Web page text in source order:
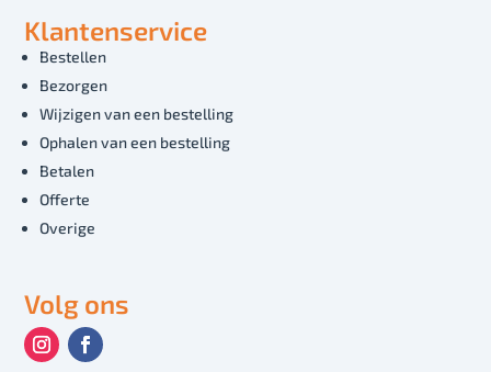
Klantenservice
Bestellen
Bezorgen
Wijzigen van een bestelling
Ophalen van een bestelling
Betalen
Offerte
Overige
Volg ons